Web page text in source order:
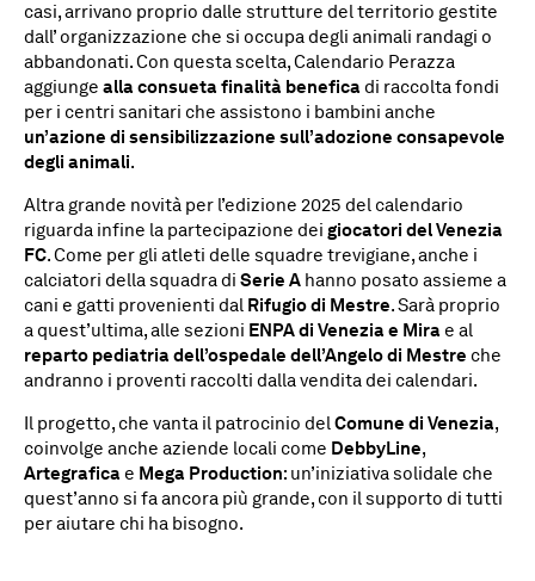
casi, arrivano proprio dalle strutture del territorio gestite
dall’ organizzazione che si occupa degli animali randagi o
abbandonati. Con questa scelta, Calendario Perazza
aggiunge alla consueta finalità benefica di raccolta fondi
per i centri sanitari che assistono i bambini anche
un’azione di sensibilizzazione sull’adozione consapevole
degli animali.
Altra grande novità per l’edizione 2025 del calendario
riguarda infine la partecipazione dei giocatori del Venezia
FC. Come per gli atleti delle squadre trevigiane, anche i
calciatori della squadra di Serie A hanno posato assieme a
cani e gatti provenienti dal Rifugio di Mestre. Sarà proprio
a quest’ultima, alle sezioni ENPA di Venezia e Mira e al
reparto pediatria dell’ospedale dell’Angelo di Mestre che
andranno i proventi raccolti dalla vendita dei calendari.
Il progetto, che vanta il patrocinio delComune di Venezia,
coinvolge anche aziende locali come DebbyLine,
Artegrafica e Mega Production: un’iniziativa solidale che
quest’anno si fa ancora più grande, con il supporto di tutti
per aiutare chi ha bisogno.